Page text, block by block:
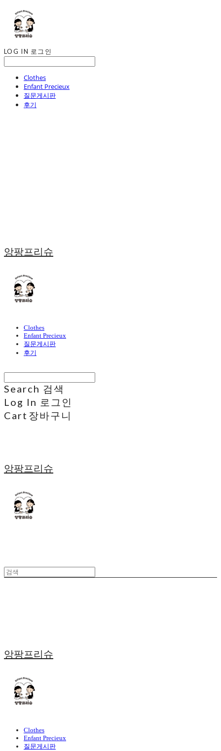
LOG IN 로그인
Clothes
Enfant Precieux
질문게시판
후기
앙팡프리슈
Clothes
Enfant Precieux
질문게시판
후기
Search 검색
Log In 로그인
Cart 장바구니
앙팡프리슈
앙팡프리슈
Clothes
Enfant Precieux
질문게시판